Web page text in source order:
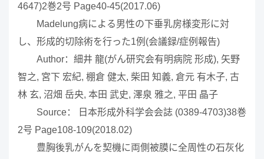
4647)2巻2号 Page40-45(2017.06)
Madelung病による男性の下垂乳房様変形に対
し、形成的切除術を行った1例(会議録/症例報告)
Author：細井 龍(がん研究会有明病院 形成), 矢野
智之, 宮下 宏紀, 棚倉 健太, 柴田 知義, 倉元 有木子, 古
林 玄, 沼畑 岳央, 本田 武史, 澤泉 雅之, 平田 晶子
Source： 日本形成外科学会会誌 (0389-4703)38巻
2号 Page108-109(2018.02)
豊胸後乳がんを契機に両側被膜に全周性の石灰化